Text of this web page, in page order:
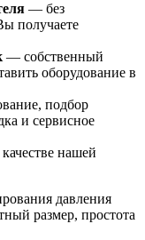
— без
получаете
— собственный
оборудование в
подбор
и сервисное
нашей
давления
размер, простота